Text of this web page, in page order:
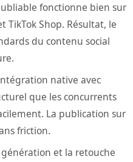
fonctionne bien sur
TikTok Shop. Résultat, le
du contenu social
native avec
que les concurrents
La publication sur
friction.
génération et la retouche